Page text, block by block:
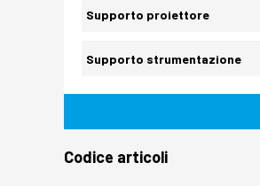
Supporto proiettore
Supporto strumentazione
Codice articoli